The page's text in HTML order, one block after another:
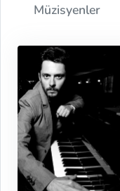
Müzisyenler